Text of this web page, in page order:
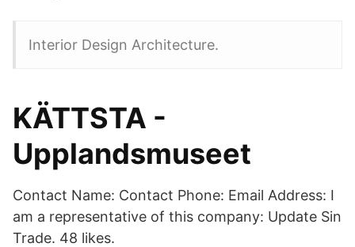
Interior Design Architecture.
KÄTTSTA -
Upplandsmuseet
Contact Name: Contact Phone: Email Address: I
am a representative of this company: Update Sin
Trade. 48 likes.